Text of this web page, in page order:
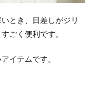
とき、日差しがジリ
ごく便利です。
イテムです。